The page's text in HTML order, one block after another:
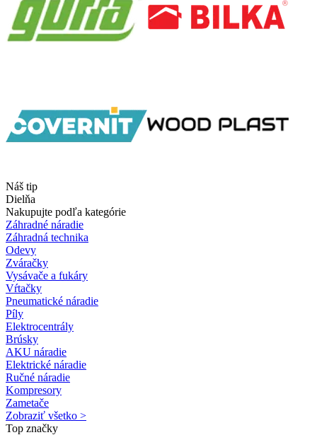
Náš tip
Dielňa
Nakupujte podľa kategórie
Záhradné náradie
Záhradná technika
Odevy
Zváračky
Vysávače a fukáry
Vŕtačky
Pneumatické náradie
Píly
Elektrocentrály
Brúsky
AKU náradie
Elektrické náradie
Ručné náradie
Kompresory
Zametače
Zobraziť všetko >
Top značky